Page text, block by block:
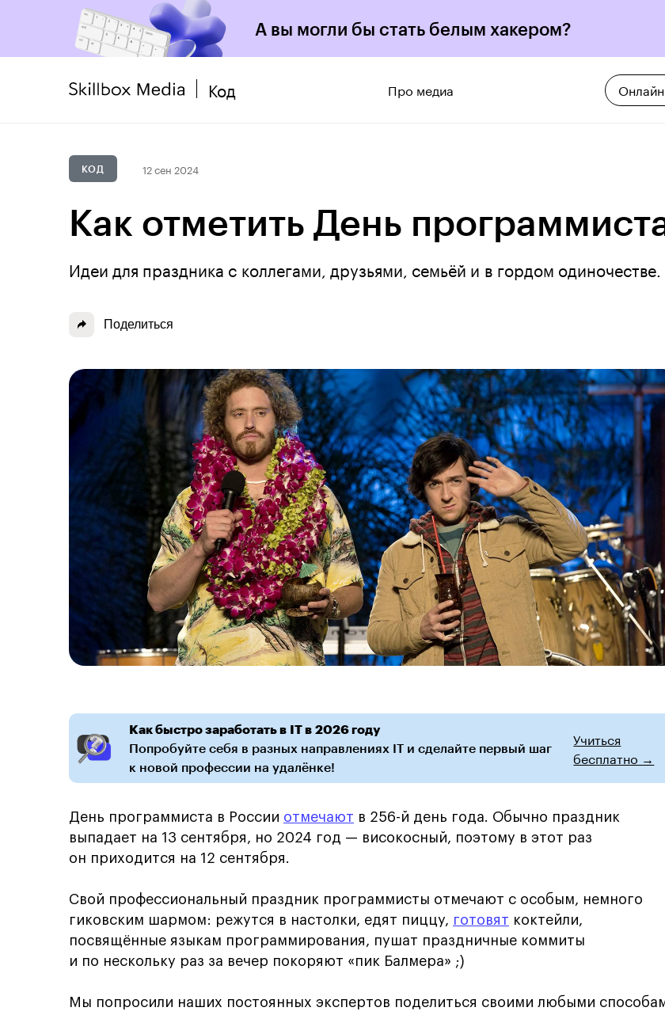
А вы могли бы стать белым хакером?
Код Про медиа
КОД 12 сен 2024
Как отметить День
Идеи для праздника с коллегами, друзьями, семьёй и в гордом одиночестве.
Поделиться
Как быстро заработать в IT в 2026 году
Попробуйте себя в разных направлениях IT и сделайте первый шаг
к новой профессии на удалёнке!
Учиться
бесплатно →
День программиста в России отмечают в 256-й день года. Обычно праздник
выпадает на 13 сентября, но 2024 год — високосный, поэтому в этот раз
он приходится на 12 сентября.
Свой профессиональный праздник программисты отмечают с особым, немного
гиковским шармом: режутся в настолки, едят пиццу, готовят коктейли,
посвящённые языкам программирования, пушат праздничные коммиты
и по нескольку раз за вечер покоряют «пик Балмера» ;)
Мы попросили наших постоянных экспертов поделиться своими любыми